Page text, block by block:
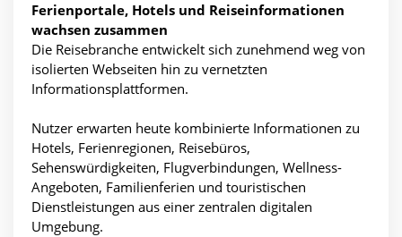
Ferienportale, Hotels und Reiseinformationen
wachsen zusammen
Die Reisebranche entwickelt sich zunehmend weg von
isolierten Webseiten hin zu vernetzten
Informationsplattformen.
Nutzer erwarten heute kombinierte Informationen zu
Hotels, Ferienregionen, Reisebüros,
Sehenswürdigkeiten, Flugverbindungen, Wellness-
Angeboten, Familienferien und touristischen
Dienstleistungen aus einer zentralen digitalen
Umgebung.